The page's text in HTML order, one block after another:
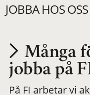
JOBBA HOS OSS
Många
jobba på
På FI arbetar vi